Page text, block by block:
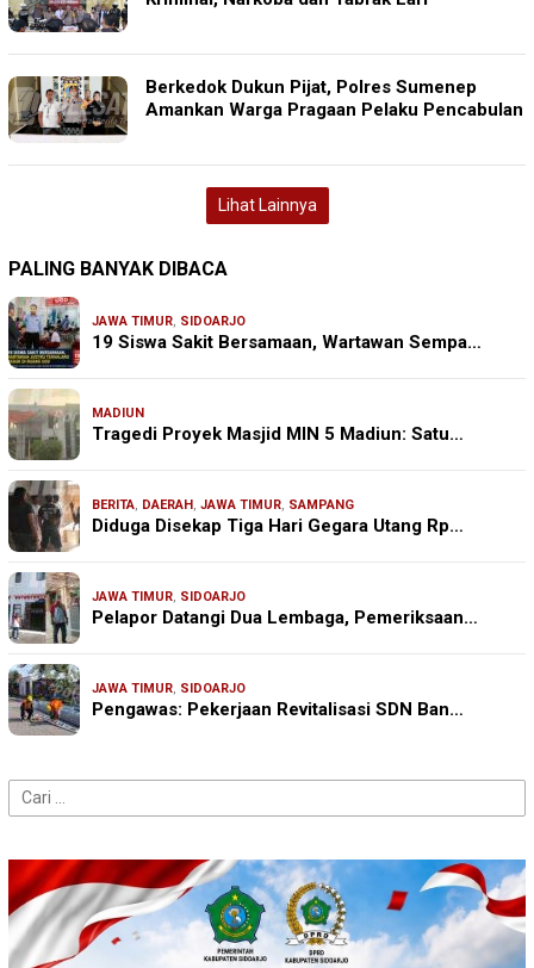
Berkedok Dukun Pijat, Polres Sumenep
Amankan Warga Pragaan Pelaku Pencabulan
Lihat Lainnya
PALING BANYAK DIBACA
JAWA TIMUR, SIDOARJO
19 Siswa Sakit Bersamaan, Wartawan Sempa…
MADIUN
Tragedi Proyek Masjid MIN 5 Madiun: Satu…
BERITA, DAERAH, JAWA TIMUR, SAMPANG
Diduga Disekap Tiga Hari Gegara Utang Rp…
JAWA TIMUR, SIDOARJO
Pelapor Datangi Dua Lembaga, Pemeriksaan…
JAWA TIMUR, SIDOARJO
Pengawas: Pekerjaan Revitalisasi SDN Ban…
Cari
untuk: